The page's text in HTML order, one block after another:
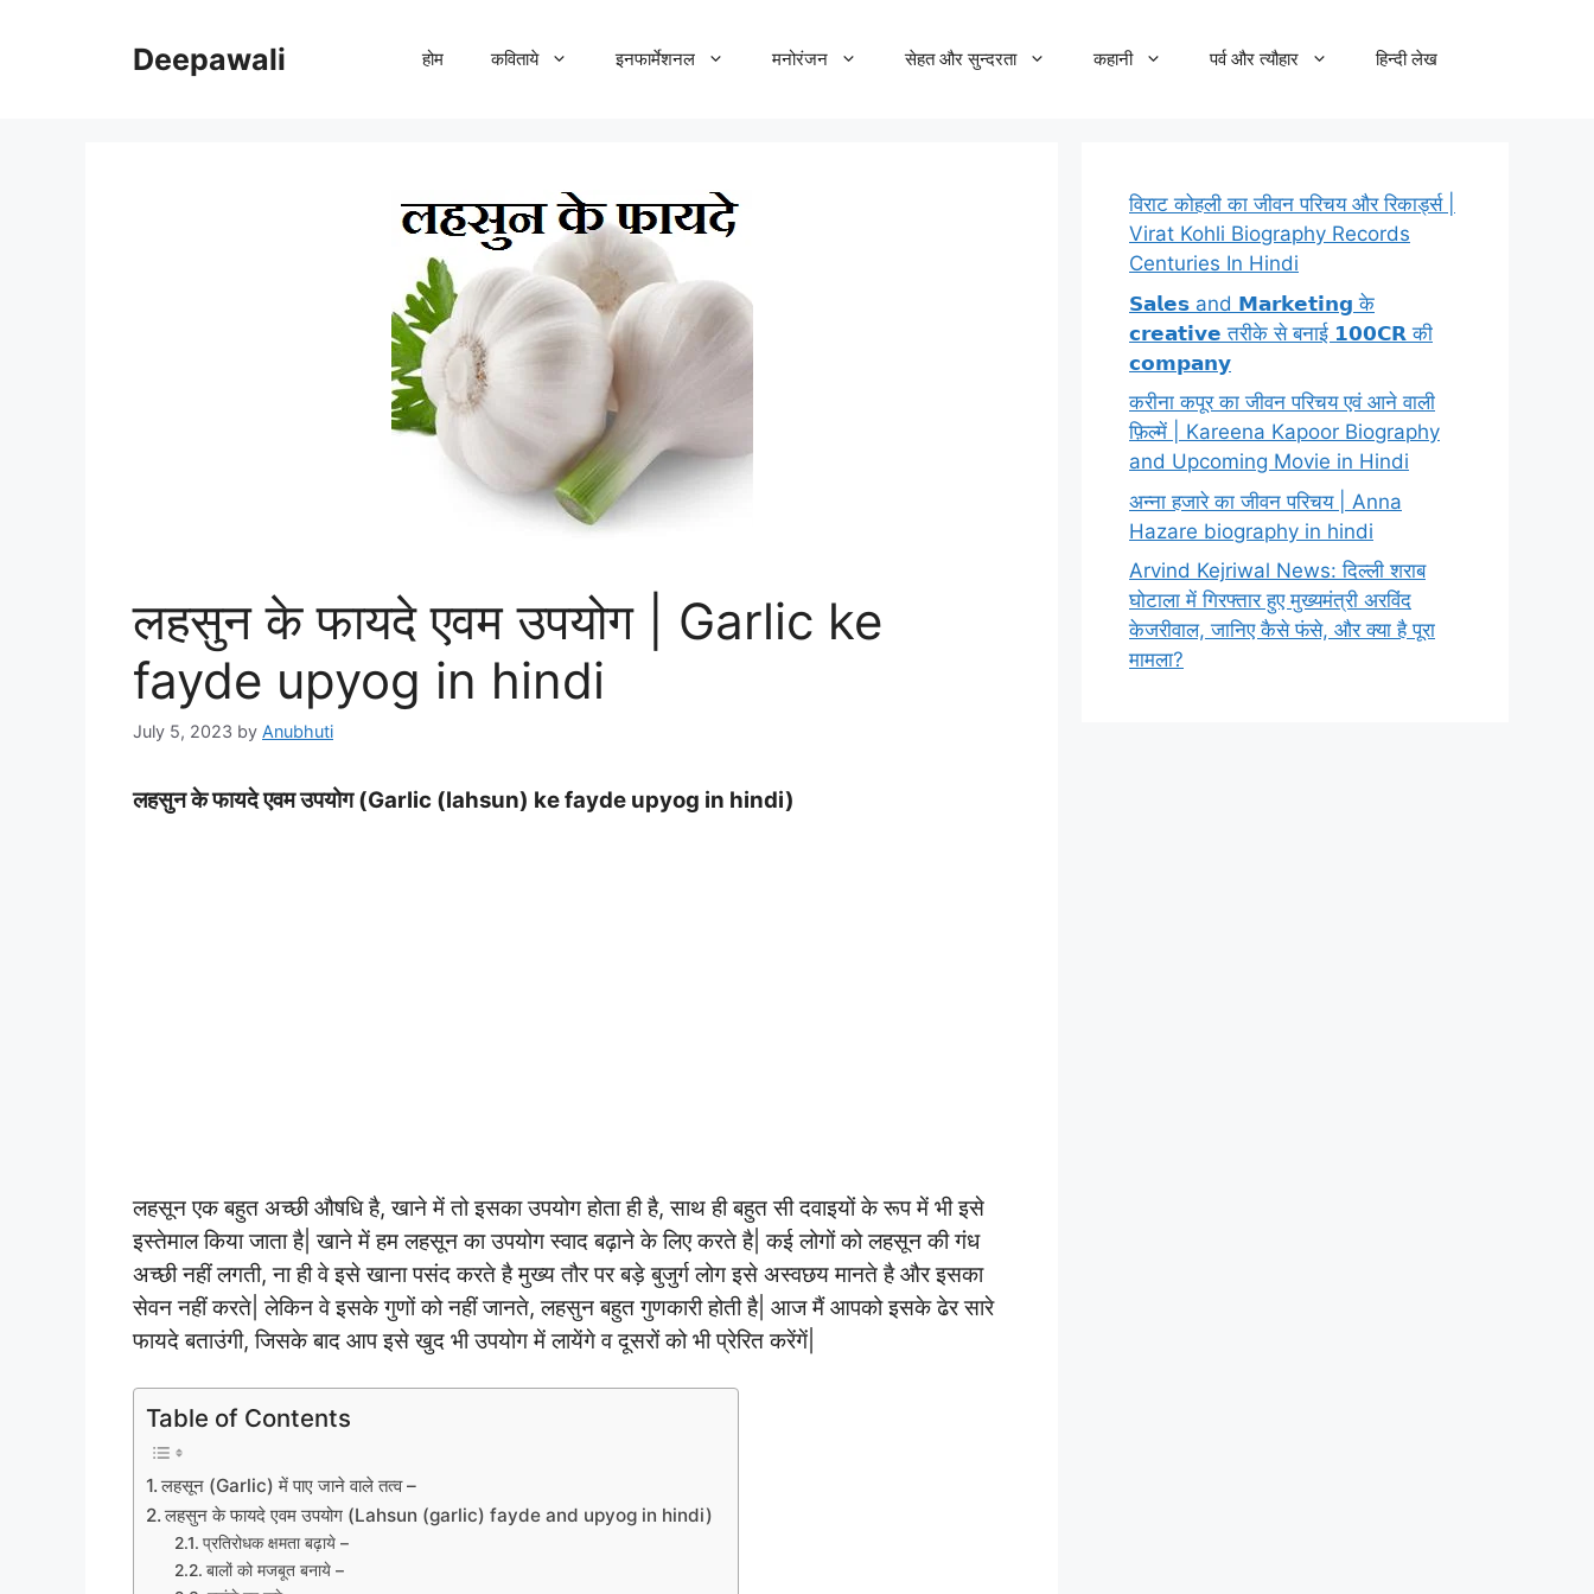
Deepawali होम कविताये इनफार्मेशनल मनोरंजन सेहत और सुन्दरता कहानी पर्व और त्यौहार हिन्दी लेख
लहसुन के फायदे एवम उपयोग | Garlic ke
fayde upyog in hindi
July 5, 2023 by Anubhuti
लहसुन के फायदे एवम उपयोग (Garlic (lahsun) ke fayde upyog in hindi)
लहसून एक बहुत अच्छी औषधि है, खाने में तो इसका उपयोग होता ही है, साथ ही बहुत सी दवाइयों के रूप में भी इसे
इस्तेमाल किया जाता है| खाने में हम लहसून का उपयोग स्वाद बढ़ाने के लिए करते है| कई लोगों को लहसून की गंध
अच्छी नहीं लगती, ना ही वे इसे खाना पसंद करते है मुख्य तौर पर बड़े बुजुर्ग लोग इसे अस्वछय मानते है और इसका
सेवन नहीं करते| लेकिन वे इसके गुणों को नहीं जानते, लहसुन बहुत गुणकारी होती है| आज मैं आपको इसके ढेर सारे
फायदे बताउंगी, जिसके बाद आप इसे खुद भी उपयोग में लायेंगे व दूसरों को भी प्रेरित करेंगें|
Table of Contents
लहसून (Garlic) में पाए जाने वाले तत्व –
लहसुन के फायदे एवम उपयोग (Lahsun (garlic) fayde and upyog in hindi)
प्रतिरोधक क्षमता बढ़ाये –
बालों को मजबूत बनाये –
विराट कोहली का जीवन परिचय और रिकार्ड्स |
Virat Kohli Biography Records
Centuries In Hindi
𝗦𝗮𝗹𝗲𝘀 and 𝗠𝗮𝗿𝗸𝗲𝘁𝗶𝗻𝗴 के
𝗰𝗿𝗲𝗮𝘁𝗶𝘃𝗲 तरीके से बनाई 𝟭𝟬𝟬𝗖𝗥 की
𝗰𝗼𝗺𝗽𝗮𝗻𝘆
करीना कपूर का जीवन परिचय एवं आने वाली
फ़िल्में | Kareena Kapoor Biography
and Upcoming Movie in Hindi
अन्ना हजारे का जीवन परिचय | Anna
Hazare biography in hindi
Arvind Kejriwal News: दिल्ली शराब
घोटाला में गिरफ्तार हुए मुख्यमंत्री अरविंद
केजरीवाल, जानिए कैसे फंसे, और क्या है पूरा
मामला?